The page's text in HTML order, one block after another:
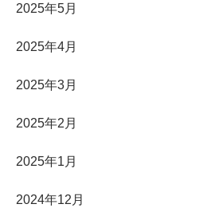
2025年5月
2025年4月
2025年3月
2025年2月
2025年1月
2024年12月